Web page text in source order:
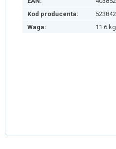
Kod producenta:
523842
Waga:
11.6 kg